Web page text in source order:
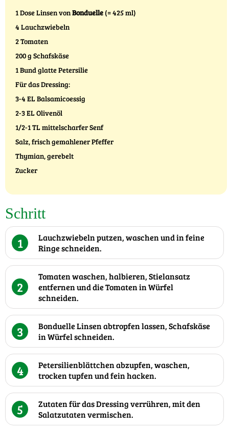
1 Dose Linsen vonBonduelle (= 425 ml)
4 Lauchzwiebeln
2 Tomaten
200 g Schafskäse
1 Bund glatte Petersilie
Für das Dressing:
3-4 EL Balsamicoessig
2-3 EL Olivenöl
1/2-1 TL mittelscharfer Senf
Salz, frisch gemahlener Pfeffer
Thymian, gerebelt
Zucker
Schritt
1
Lauchzwiebeln putzen, waschen und in feine
Ringe schneiden.
2
Tomaten waschen, halbieren, Stielansatz
entfernen und die Tomaten in Würfel
schneiden.
3
Bonduelle Linsen abtropfen lassen, Schafskäse
in Würfel schneiden.
4
Petersilienblättchen abzupfen, waschen,
trocken tupfen und fein hacken.
5
Zutaten für das Dressing verrühren, mit den
Salatzutaten vermischen.